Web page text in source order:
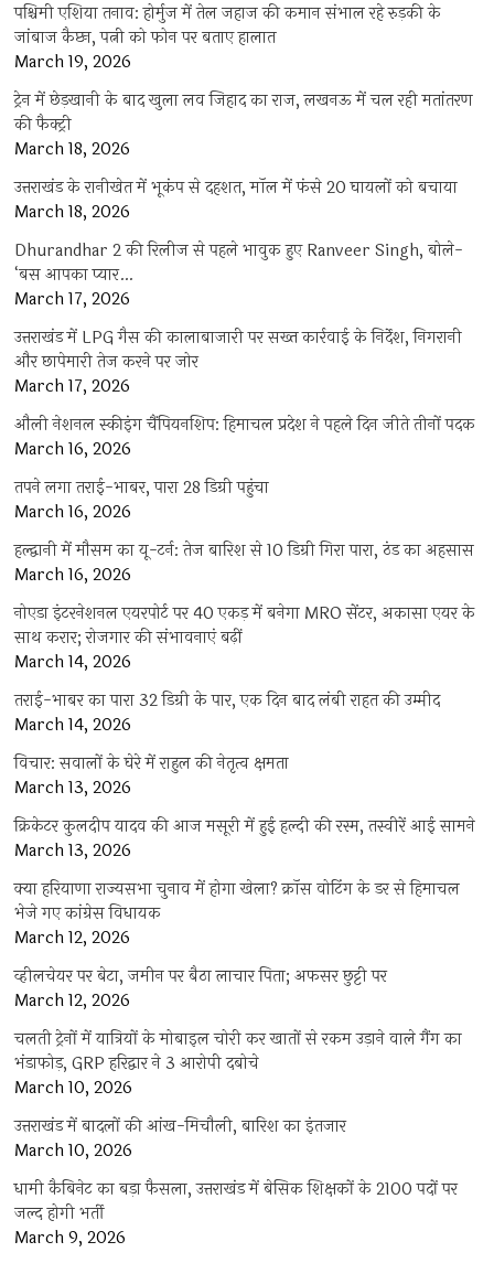
पश्चिमी एशिया तनाव: होर्मुज में तेल जहाज की कमान संभाल रहे रुड़की के
जांबाज कैप्टन, पत्नी को फोन पर बताए हालात
March 19, 2026
ट्रेन में छेड़खानी के बाद खुला लव जिहाद का राज, लखनऊ में चल रही मतांतरण
की फैक्ट्री
March 18, 2026
उत्तराखंड के रानीखेत में भूकंप से दहशत, मॉल में फंसे 20 घायलों को बचाया
March 18, 2026
Dhurandhar 2 की रिलीज से पहले भावुक हुए Ranveer Singh, बोले-
‘बस आपका प्यार…
March 17, 2026
उत्तराखंड में LPG गैस की कालाबाजारी पर सख्त कार्रवाई के निर्देश, निगरानी
और छापेमारी तेज करने पर जोर
March 17, 2026
औली नेशनल स्कीइंग चैंपियनशिप: हिमाचल प्रदेश ने पहले दिन जीते तीनों पदक
March 16, 2026
तपने लगा तराई-भाबर, पारा 28 डिग्री पहुंचा
March 16, 2026
हल्द्वानी में मौसम का यू-टर्न: तेज बारिश से 10 डिग्री गिरा पारा, ठंड का अहसास
March 16, 2026
नोएडा इंटरनेशनल एयरपोर्ट पर 40 एकड़ में बनेगा MRO सेंटर, अकासा एयर के
साथ करार; रोजगार की संभावनाएं बढ़ीं
March 14, 2026
तराई-भाबर का पारा 32 डिग्री के पार, एक दिन बाद लंबी राहत की उम्मीद
March 14, 2026
विचार: सवालों के घेरे में राहुल की नेतृत्व क्षमता
March 13, 2026
क्रिकेटर कुलदीप यादव की आज मसूरी में हुई हल्दी की रस्म, तस्वीरें आई सामने
March 13, 2026
क्या हरियाणा राज्यसभा चुनाव में होगा खेला? क्रॉस वोटिंग के डर से हिमाचल
भेजे गए कांग्रेस विधायक
March 12, 2026
व्हीलचेयर पर बेटा, जमीन पर बैठा लाचार पिता; अफसर छुट्टी पर
March 12, 2026
चलती ट्रेनों में यात्रियों के मोबाइल चोरी कर खातों से रकम उड़ाने वाले गैंग का
भंडाफोड़, GRP हरिद्वार ने 3 आरोपी दबोचे
March 10, 2026
उत्तराखंड में बादलों की आंख-मिचौली, बारिश का इंतजार
March 10, 2026
धामी कैबिनेट का बड़ा फैसला, उत्तराखंड में बेसिक शिक्षकों के 2100 पदों पर
जल्द होगी भर्ती
March 9, 2026